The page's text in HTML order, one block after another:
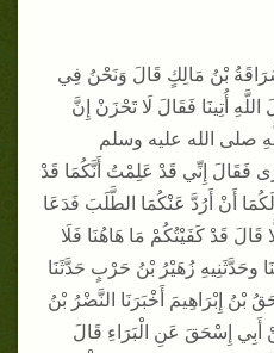
بْنُ مَالِكٍ قَالَ وَنَحْنُ فِي
أُتِينَا فَقَالَ لَا تَحْزَنْ إِنَّ
صلى الله عليه وسلم
فَقَالَ إِنِّي قَدْ عَلِمْتُ أَنَّكُمَا قَدْ
أَنْ أَرُدَّ عَنْكُمَا الطَّلَبَ فَدَعَا
قَالَ قَدْ كَفَيْتُكُمْ مَا هَاهُنَا فَلَا
وحَدَّثَنِيهِ زُهَيْرُ بْنُ حَرْبٍ حَدَّثَنَا
بْنُ إِبْرَاهِيمَ أَخْبَرَنَا النَّضْرُ بْنُ
أَبِي إِسْحَقَ عَنِ الْبَرَاءِ قَالَ